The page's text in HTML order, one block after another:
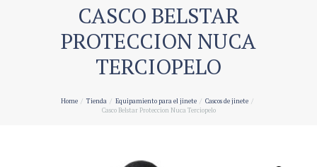
CASCO BELSTAR
PROTECCION NUCA
TERCIOPELO
Home Tienda Equipamiento para el jinete
Cascos de jinete
Casco Belstar Proteccion Nuca Terciopelo